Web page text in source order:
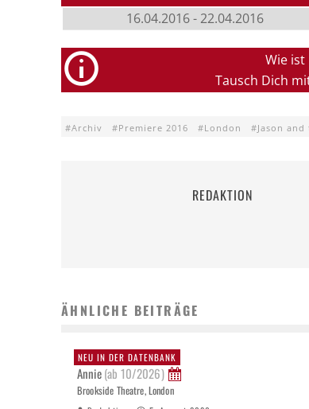
16.04.2016 - 22.04.2016
Wie
Tausch Dich
Archiv Premiere 2016 London Jason
REDAKTION
ÄHNLICHE BEITRÄGE
NEU IN DER DATENBANK
Annie(ab 10/2026)
Brookside Theatre, London